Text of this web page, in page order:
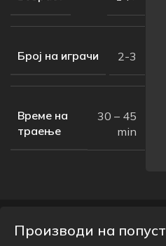
Број на играчи 2-3
Време на
траење
30 – 45
min
Производи на попуст